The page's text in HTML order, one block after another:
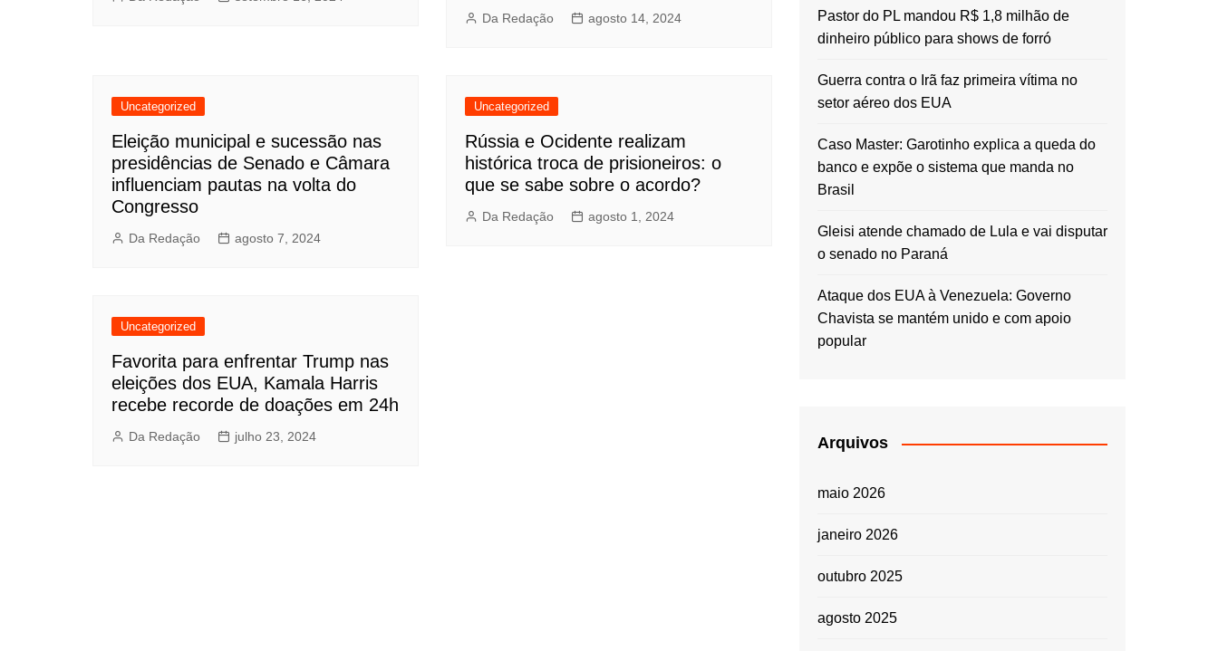
Da Redação agosto 14, 2024
Uncategorized
Eleição municipal e sucessão nas
presidências de Senado e Câmara
influenciam pautas na volta do
Congresso
Da Redação agosto 7, 2024
Uncategorized
Rússia e Ocidente realizam
histórica troca de prisioneiros: o
que se sabe sobre o acordo?
Da Redação agosto 1, 2024
Uncategorized
Favorita para enfrentar Trump nas
eleições dos EUA, Kamala Harris
recebe recorde de doações em 24h
Da Redação julho 23, 2024
Pastor do PL mandou R$ 1,8 milhão de
dinheiro público para shows de forró
Guerra contra o Irã faz primeira vítima no
setor aéreo dos EUA
Caso Master: Garotinho explica a queda do
banco e expõe o sistema que manda no
Brasil
Gleisi atende chamado de Lula e vai disputar
o senado no Paraná
Ataque dos EUA à Venezuela: Governo
Chavista se mantém unido e com apoio
popular
Arquivos
maio 2026
janeiro 2026
outubro 2025
agosto 2025